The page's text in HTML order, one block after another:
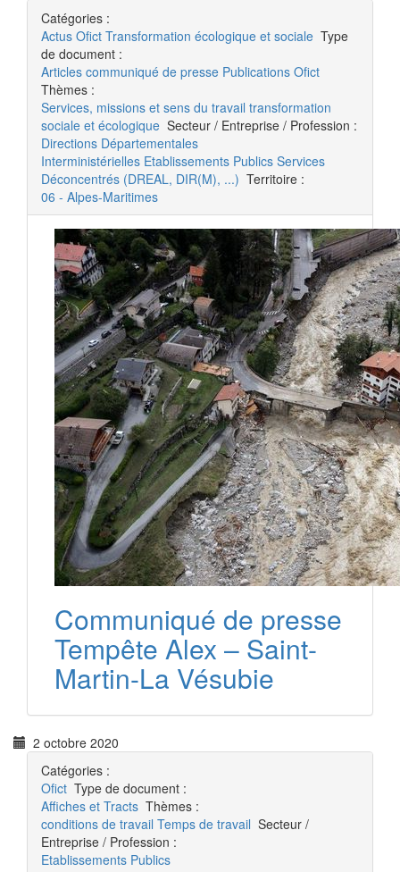
Catégories :
Actus Ofict Transformation écologique et sociale Type
de document :
Articles communiqué de presse Publications Ofict
Thèmes :
Services, missions et sens du travail transformation
sociale et écologique Secteur / Entreprise / Profession :
Directions Départementales
Interministérielles Etablissements Publics Services
Déconcentrés (DREAL, DIR(M), ...) Territoire :
06 - Alpes-Maritimes
Communiqué de presse
Tempête Alex – Saint-
Martin-La Vésubie
2 octobre 2020
Catégories :
Ofict Type de document :
Affiches et Tracts Thèmes :
conditions de travail Temps de travail Secteur /
Entreprise / Profession :
Etablissements Publics